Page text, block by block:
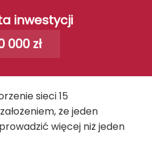
inwestycji
000 zł
sieci 15
że jeden
więcej niż jeden